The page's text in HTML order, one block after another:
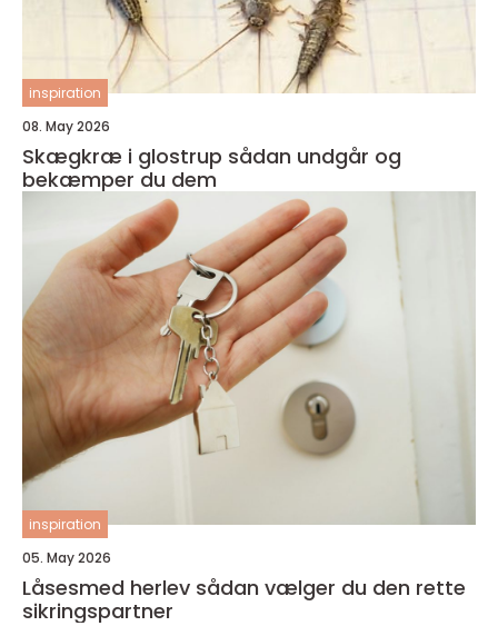
inspiration
08. May 2026
Skægkræ i glostrup sådan undgår og
bekæmper du dem
inspiration
05. May 2026
Låsesmed herlev sådan vælger du den rette
sikringspartner